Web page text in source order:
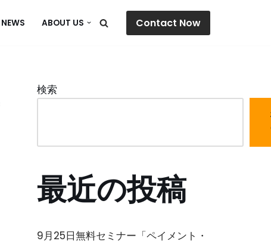
NEWS ABOUT US Contact Now
検索
最近の投稿
9月25日無料セミナー「ペイメント・